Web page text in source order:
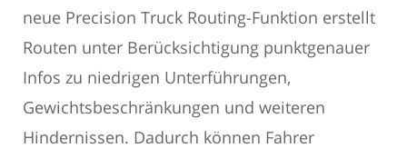
neue Precision Truck Routing-Funktion erstellt
Routen unter Berücksichtigung punktgenauer
Infos zu niedrigen Unterführungen,
Gewichtsbeschränkungen und weiteren
Hindernissen. Dadurch können Fahrer